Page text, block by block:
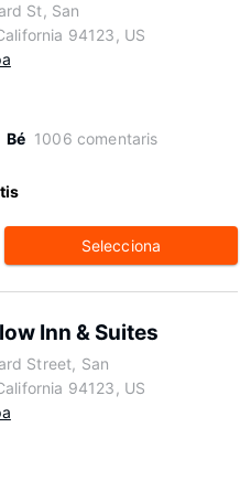
St, San
94123, US
Bé 1006 comentaris
Selecciona
Inn & Suites
Street, San
94123, US